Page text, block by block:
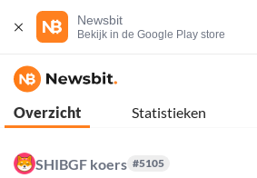
Newsbit
Bekijk in de Google Play store
Overzicht Statistieken
SHIBGF koers #5105